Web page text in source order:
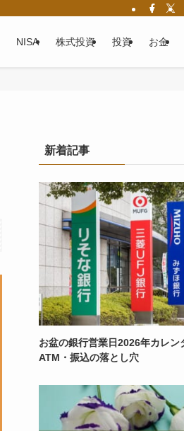
NISA 株式投資 投資 お金
新着記事
お盆の銀行営業日2026年カレン
ATM・振込の落とし穴